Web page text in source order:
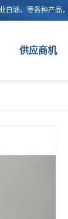
供应商机